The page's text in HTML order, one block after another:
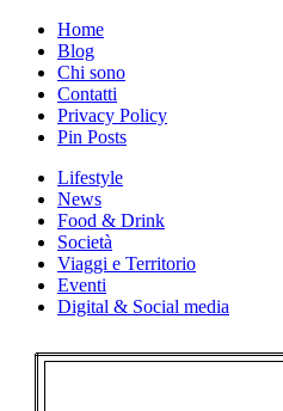
Skip
content
Home
Blog
Chi sono
Contatti
Privacy Policy
Pin Posts
Lifestyle
News
Food & Drink
Società
Viaggi e Territorio
Eventi
Digital & Social media